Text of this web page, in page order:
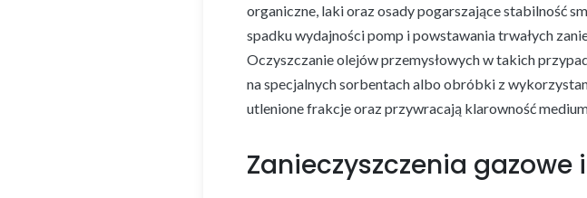
organiczne, laki oraz osady pogarszające stabilność
spadku wydajności pomp i powstawania trwałych
Oczyszczanie olejów przemysłowych w takich
na specjalnych sorbentach albo obróbki z
utlenione frakcje oraz przywracają klarowność
Zanieczyszczenia gazowe